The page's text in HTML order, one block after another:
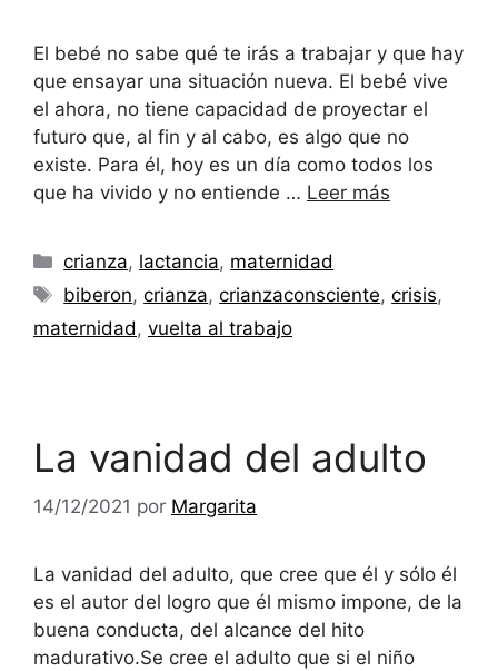
El bebé no sabe qué te irás a trabajar y que hay
que ensayar una situación nueva. El bebé vive
el ahora, no tiene capacidad de proyectar el
futuro que, al fin y al cabo, es algo que no
existe. Para él, hoy es un día como todos los
que ha vivido y no entiende … Leer más
Categorías
crianza, lactancia, maternidad
Etiquetas
biberon,crianza,crianzaconsciente,crisis,
maternidad , vuelta al trabajo
La vanidad del adulto
14/12/2021 por Margarita
La vanidad del adulto, que cree que él y sólo él
es el autor del logro que él mismo impone, de la
buena conducta, del alcance del hito
madurativo.Se cree el adulto que si el niño